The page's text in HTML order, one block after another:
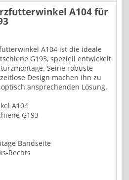
A104 für
A104 ist die ideale
G193, speziell entwickelt
Seine robuste
Design machen ihn zu
ansprechenden Lösung.
A104
G193
Bandseite
Rechts